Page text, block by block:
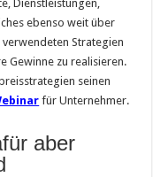
Dienstleistungen,
ebenso weit über
Strategien
Gewinne zu realisieren.
seinen
für Unternehmer.
aber